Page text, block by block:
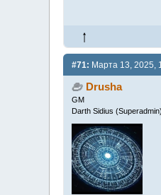
#71: Марта 13, 2025,
Drusha
GM
Darth Sidius (Superadmin)